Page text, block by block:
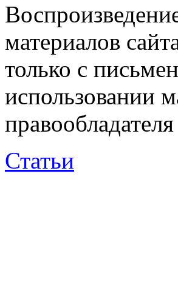
материалов
только с
использовании
Статьи